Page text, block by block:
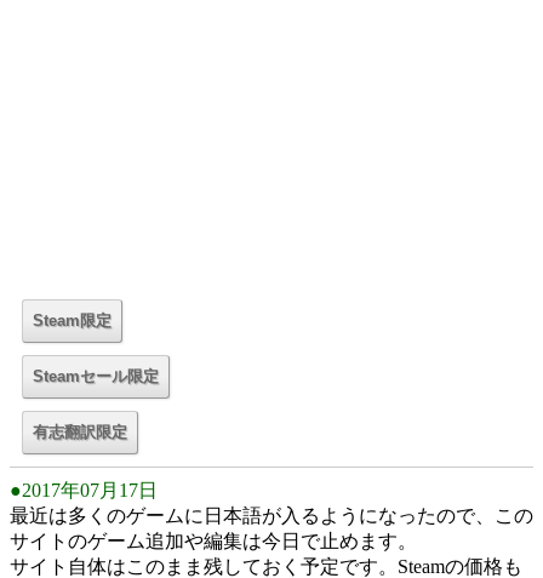
●2017年07月17日
最近は多くのゲームに日本語が入るようになったので、この
サイトのゲーム追加や編集は今日で止めます。
サイト自体はこのまま残しておく予定です。Steamの価格も